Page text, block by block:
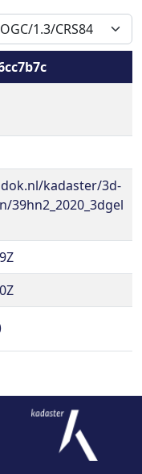
kadaster/3d-
39hn2_2020_3dgel